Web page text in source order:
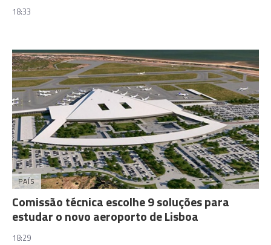
18:33
PAÍS
Comissão técnica escolhe 9 soluções para
estudar o novo aeroporto de Lisboa
18:29